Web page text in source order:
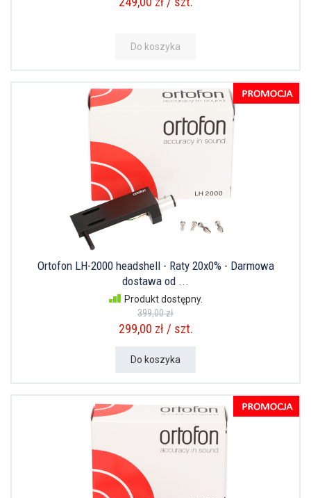
Do koszyka
Ortofon LH-2000 headshell - Raty 20x0% - Darmowa
dostawa od ...
Produkt dostępny.
399,00 zł
299,00 zł / szt.
Do koszyka